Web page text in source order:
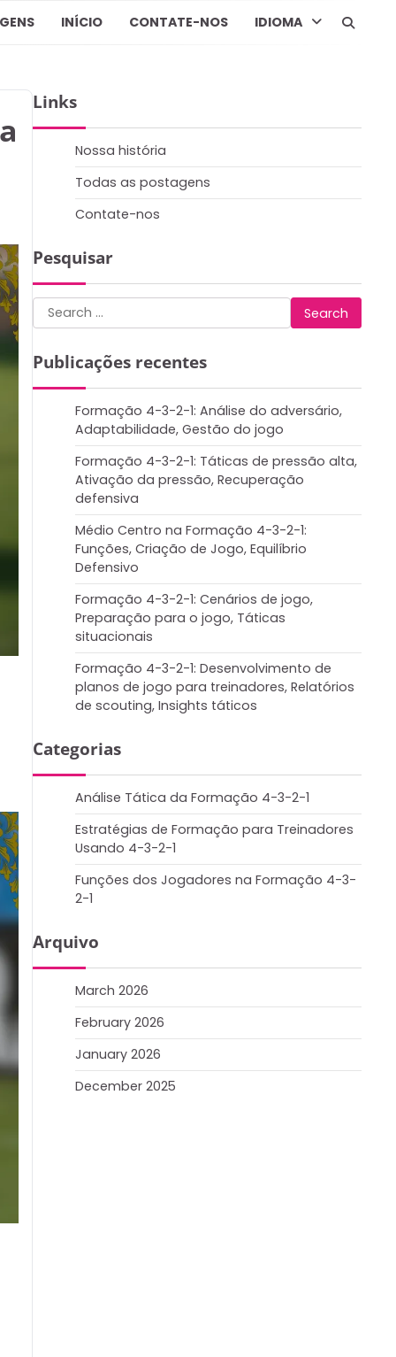
INÍCIO CONTATE-NOS IDIOMA
Links
Nossa história
Todas as postagens
Contate-nos
Pesquisar
Search
for:
Publicações recentes
Formação 4-3-2-1: Análise do adversário,
Adaptabilidade, Gestão do jogo
Formação 4-3-2-1: Táticas de pressão alta,
Ativação da pressão, Recuperação
defensiva
Médio Centro na Formação 4-3-2-1:
Funções, Criação de Jogo, Equilíbrio
Defensivo
Formação 4-3-2-1: Cenários de jogo,
Preparação para o jogo, Táticas
situacionais
Formação 4-3-2-1: Desenvolvimento de
planos de jogo para treinadores, Relatórios
de scouting, Insights táticos
Categorias
Análise Tática da Formação 4-3-2-1
Estratégias de Formação para Treinadores
Usando 4-3-2-1
Funções dos Jogadores na Formação 4-3-
2-1
Arquivo
March 2026
February 2026
January 2026
December 2025